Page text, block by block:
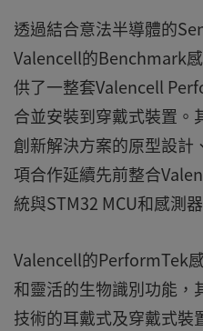
透過結合意法半導體的
Valencell的Benchmark
供了一整套Valencell
合並安裝到穿戴式裝置。
創新解決方案的原型設計
項合作延續先前整合
統與STM32 MCU和感測
Valencell的PerformTek
和靈活的生物識別功能，
技術的耳戴式及穿戴式裝